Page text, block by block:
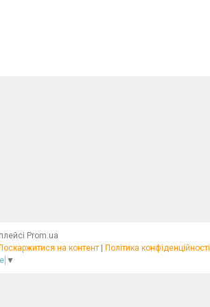
Prom.ua
на контент | Політика конфіденційності
▼